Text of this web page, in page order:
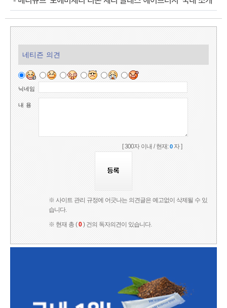
네티즌 의견
닉네임
내 용
[ 300자 이내 / 현재:0자 ]
※ 사이트 관리 규정에 어긋나는 의견글은 예고없이 삭제될 수 있
습니다.
※ 현재 총 (0) 건의 독자의견이 있습니다.